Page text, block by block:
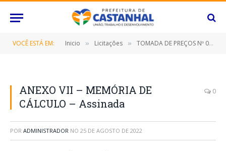
VOCÊ ESTÁ EM: Inicio » Licitações » TOMADA DE PREÇOS Nº 023/2022 (CONTRATAÇÃO DE EMPRESA ESPECIALIZADA PARA CONSTRUÇÃO DA SEDE DA ASSOCIAÇÃO ESPORTIVA DA PORTELINHA, NESTE MUNICÍPIO DE CASTANHAL/PARÁ)
ANEXO VII – MEMÓRIA DE
CÁLCULO – Assinada
0
POR ADMINISTRADOR NO 25 DE AGOSTO DE 2022